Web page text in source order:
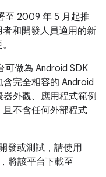
至 2009 年 5 月起推
和開發人員適用的新
可做為 Android SDK
完全相容的 Android
外觀、應用程式範例
不含任何外部程式
發或測試，請使用
將該平台下載至